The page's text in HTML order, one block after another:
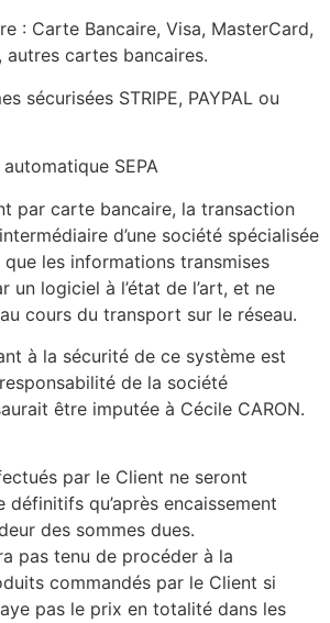
: Carte Bancaire, Visa, MasterCard,
autres cartes bancaires.
sécurisées STRIPE, PAYPAL ou
SEPA
par carte bancaire, la transaction
d’une société spécialisée
les informations transmises
un logiciel à l’état de l’art, et ne
cours du transport sur le réseau.
à la sécurité de ce système est
de la société
être imputée à Cécile CARON.
par le Client ne seront
définitifs qu’après encaissement
des sommes dues.
pas tenu de procéder à la
commandés par le Client si
pas le prix en totalité dans les